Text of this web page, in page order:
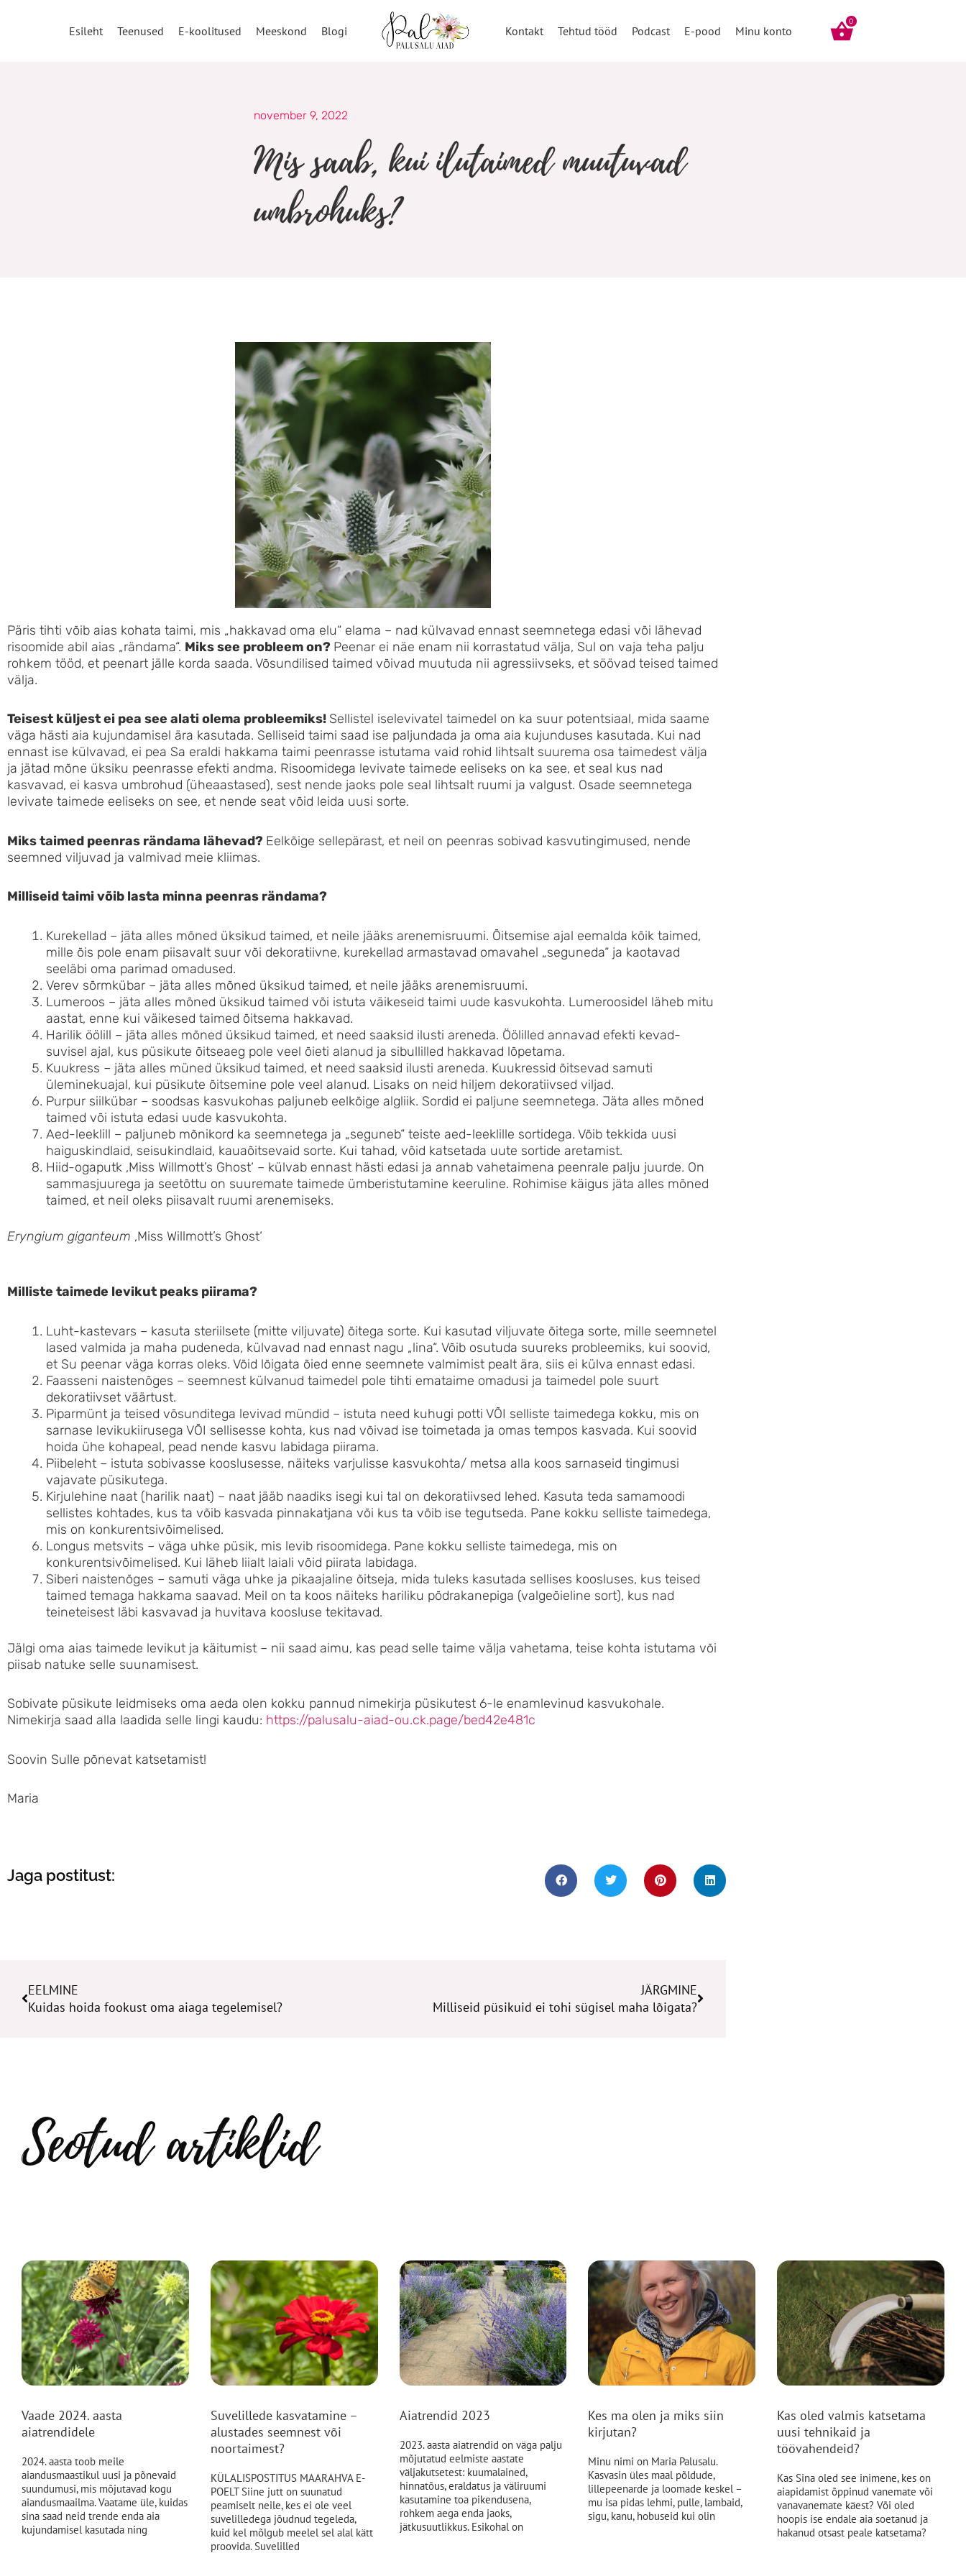
Esileht Teenused E-koolitused Meeskond Blogi Kontakt Tehtud tööd Podcast E-pood Minu konto
0
november 9, 2022
Mis saab, kui ilutaimed muutuvad
umbrohuks?
Päris tihti võib aias kohata taimi, mis „hakkavad oma elu“ elama – nad külvavad ennast seemnetega edasi või lähevad
risoomide abil aias „rändama“. Miks see probleem on? Peenar ei näe enam nii korrastatud välja, Sul on vaja teha palju
rohkem tööd, et peenart jälle korda saada. Võsundilised taimed võivad muutuda nii agressiivseks, et söövad teised taimed
välja.
Teisest küljest ei pea see alati olema probleemiks! Sellistel iselevivatel taimedel on ka suur potentsiaal, mida saame
väga hästi aia kujundamisel ära kasutada. Selliseid taimi saad ise paljundada ja oma aia kujunduses kasutada. Kui nad
ennast ise külvavad, ei pea Sa eraldi hakkama taimi peenrasse istutama vaid rohid lihtsalt suurema osa taimedest välja
ja jätad mõne üksiku peenrasse efekti andma. Risoomidega levivate taimede eeliseks on ka see, et seal kus nad
kasvavad, ei kasva umbrohud (üheaastased), sest nende jaoks pole seal lihtsalt ruumi ja valgust. Osade seemnetega
levivate taimede eeliseks on see, et nende seat võid leida uusi sorte.
Miks taimed peenras rändama lähevad? Eelkõige sellepärast, et neil on peenras sobivad kasvutingimused, nende
seemned viljuvad ja valmivad meie kliimas.
Milliseid taimi võib lasta minna peenras rändama?
Kurekellad – jäta alles mõned üksikud taimed, et neile jääks arenemisruumi. Õitsemise ajal eemalda kõik taimed,
mille õis pole enam piisavalt suur või dekoratiivne, kurekellad armastavad omavahel „seguneda“ ja kaotavad
seeläbi oma parimad omadused.
Verev sõrmkübar – jäta alles mõned üksikud taimed, et neile jääks arenemisruumi.
Lumeroos – jäta alles mõned üksikud taimed või istuta väikeseid taimi uude kasvukohta. Lumeroosidel läheb mitu
aastat, enne kui väikesed taimed õitsema hakkavad.
Harilik öölill – jäta alles mõned üksikud taimed, et need saaksid ilusti areneda. Öölilled annavad efekti kevad-
suvisel ajal, kus püsikute õitseaeg pole veel õieti alanud ja sibullilled hakkavad lõpetama.
Kuukress – jäta alles müned üksikud taimed, et need saaksid ilusti areneda. Kuukressid õitsevad samuti
üleminekuajal, kui püsikute õitsemine pole veel alanud. Lisaks on neid hiljem dekoratiivsed viljad.
Purpur siilkübar – soodsas kasvukohas paljuneb eelkõige algliik. Sordid ei paljune seemnetega. Jäta alles mõned
taimed või istuta edasi uude kasvukohta.
Aed-leeklill – paljuneb mõnikord ka seemnetega ja „seguneb“ teiste aed-leeklille sortidega. Võib tekkida uusi
haiguskindlaid, seisukindlaid, kauaõitsevaid sorte. Kui tahad, võid katsetada uute sortide aretamist.
Hiid-ogaputk ‚Miss Willmott’s Ghost‘ – külvab ennast hästi edasi ja annab vahetaimena peenrale palju juurde. On
sammasjuurega ja seetõttu on suuremate taimede ümberistutamine keeruline. Rohimise käigus jäta alles mõned
taimed, et neil oleks piisavalt ruumi arenemiseks.
Eryngium giganteum ‚Miss Willmott’s Ghost‘
Milliste taimede levikut peaks piirama?
Luht-kastevars – kasuta steriilsete (mitte viljuvate) õitega sorte. Kui kasutad viljuvate õitega sorte, mille seemnetel
lased valmida ja maha pudeneda, külvavad nad ennast nagu „lina“. Võib osutuda suureks probleemiks, kui soovid,
et Su peenar väga korras oleks. Võid lõigata õied enne seemnete valmimist pealt ära, siis ei külva ennast edasi.
Faasseni naistenõges – seemnest külvanud taimedel pole tihti emataime omadusi ja taimedel pole suurt
dekoratiivset väärtust.
Piparmünt ja teised võsunditega levivad mündid – istuta need kuhugi potti VÕI selliste taimedega kokku, mis on
sarnase levikukiirusega VÕI sellisesse kohta, kus nad võivad ise toimetada ja omas tempos kasvada. Kui soovid
hoida ühe kohapeal, pead nende kasvu labidaga piirama.
Piibeleht – istuta sobivasse kooslusesse, näiteks varjulisse kasvukohta/ metsa alla koos sarnaseid tingimusi
vajavate püsikutega.
Kirjulehine naat (harilik naat) – naat jääb naadiks isegi kui tal on dekoratiivsed lehed. Kasuta teda samamoodi
sellistes kohtades, kus ta võib kasvada pinnakatjana või kus ta võib ise tegutseda. Pane kokku selliste taimedega,
mis on konkurentsivõimelised.
Longus metsvits – väga uhke püsik, mis levib risoomidega. Pane kokku selliste taimedega, mis on
konkurentsivõimelised. Kui läheb liialt laiali võid piirata labidaga.
Siberi naistenõges – samuti väga uhke ja pikaajaline õitseja, mida tuleks kasutada sellises koosluses, kus teised
taimed temaga hakkama saavad. Meil on ta koos näiteks hariliku põdrakanepiga (valgeõieline sort), kus nad
teineteisest läbi kasvavad ja huvitava koosluse tekitavad.
Jälgi oma aias taimede levikut ja käitumist – nii saad aimu, kas pead selle taime välja vahetama, teise kohta istutama või
piisab natuke selle suunamisest.
Sobivate püsikute leidmiseks oma aeda olen kokku pannud nimekirja püsikutest 6-le enamlevinud kasvukohale.
Nimekirja saad alla laadida selle lingi kaudu: https://palusalu-aiad-ou.ck.page/bed42e481c
Soovin Sulle põnevat katsetamist!
Maria
Jaga postitust:
EELMINE
Kuidas hoida fookust oma aiaga tegelemisel?
JÄRGMINE
Milliseid püsikuid ei tohi sügisel maha lõigata?
Seotud artiklid
Vaade 2024. aasta
aiatrendidele
2024. aasta toob meile
aiandusmaastikul uusi ja põnevaid
suundumusi, mis mõjutavad kogu
aiandusmaailma. Vaatame üle, kuidas
sina saad neid trende enda aia
kujundamisel kasutada ning
Suvelillede kasvatamine –
alustades seemnest või
noortaimest?
KÜLALISPOSTITUS MAARAHVA E-
POELT Siine jutt on suunatud
peamiselt neile, kes ei ole veel
suvelilledega jõudnud tegeleda,
kuid kel mõlgub meelel sel alal kätt
proovida. Suvelilled
Aiatrendid 2023
2023. aasta aiatrendid on väga palju
mõjutatud eelmiste aastate
väljakutsetest: kuumalained,
hinnatõus, eraldatus ja väliruumi
kasutamine toa pikendusena,
rohkem aega enda jaoks,
jätkusuutlikkus. Esikohal on
Kes ma olen ja miks siin
kirjutan?
Minu nimi on Maria Palusalu.
Kasvasin üles maal põldude,
lillepeenarde ja loomade keskel –
mu isa pidas lehmi, pulle, lambaid,
sigu, kanu, hobuseid kui olin
Kas oled valmis katsetama
uusi tehnikaid ja
töövahendeid?
Kas Sina oled see inimene, kes on
aiapidamist õppinud vanemate või
vanavanemate käest? Või oled
hoopis ise endale aia soetanud ja
hakanud otsast peale katsetama?